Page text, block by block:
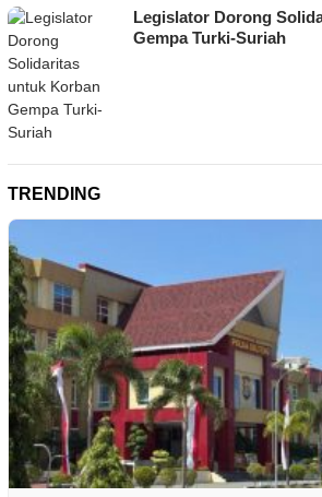
Legislator Dorong
Gempa Turki-Suriah
TRENDING